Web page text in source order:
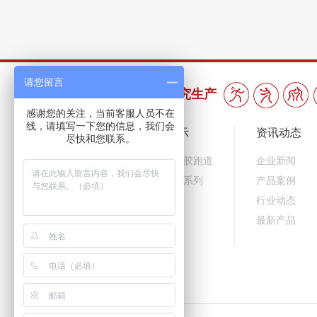
三十年专注橡胶产品研究生产
企业概况
企业简介
企业文化
产品展示
预制型橡胶跑道
乐踏球场系列
资讯动态
企业新闻
产品案例
行业动态
最新产品
请您留言
感谢您的关注，当前客服人员不在
线，请填写一下您的信息，我们会
尽快和您联系。